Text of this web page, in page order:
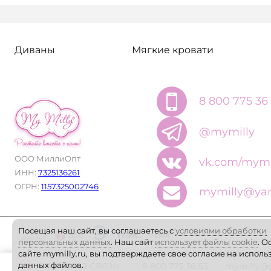
700 350
Диваны Мягкие кровати
ООО МиллиОпт
ИНН: 7325136261
ОГРН: 1157325002746
8 800 775 36
@mymilly
vk.com/
ОБРАТНАЯ СВЯЗЬ
Посещая наш сайт, вы соглашаетесь сусловиями обработки
персональных данных. Наш сайт использует файлы cookie.
сайте mymilly.ru, вы подтверждаете свое согласие на
данных файлов.